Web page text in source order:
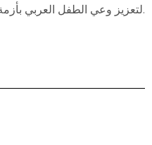
لتعزيز وعي الطفل العربي بأزمة المناخ.